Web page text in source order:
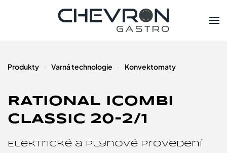
Produkty Varná technologie Konvektomaty
RATIONAL ICOMBI
CLASSIC 20-2/1
Elektrické a plynové provedení